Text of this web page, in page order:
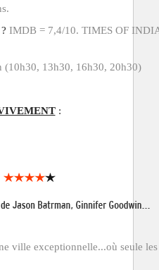
IMDB = 7,4/10. TIMES OF
(10h30, 13h30, 16h30, 20h30)
:
ville exceptionnelle...où seule les